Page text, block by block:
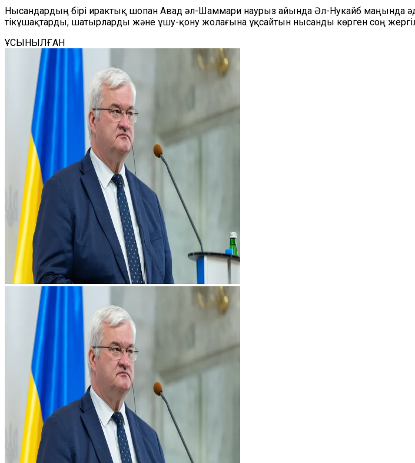
Нысандардың бірі ирактық шопан Авад әл-Шаммари наурыз айында Әл-Нукайб маңында
тікұшақтарды, шатырларды және ұшу-қону жолағына ұқсайтын нысанды көрген соң
ҰСЫНЫЛҒАН